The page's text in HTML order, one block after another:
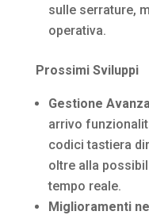
sulle serrature,
operativa.
Prossimi Sviluppi
Gestione
arrivo
codici tastiera
oltre alla
tempo reale.
Miglioramenti